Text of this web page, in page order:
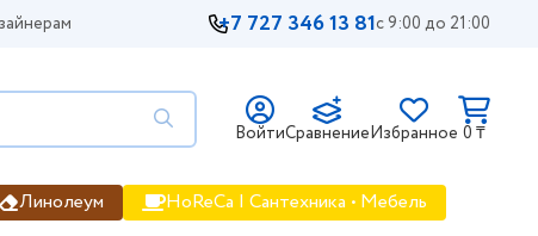
+7 727 346 13 81с 9:00 до 21:00
ВойтиСравнениеИзбранное 0 ₸
Линолеум HoReCa | Сантехника • Мебель